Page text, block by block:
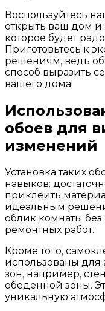
Воспользуйтесь
открыть ваш дом и
которое будет
Приготовьтесь к
решениям, ведь
способ выразить
вашего дома!
обоев для
изменений
Установка таких
навыков:
приклеить
идеальным
облик комнаты
ремонтных работ.
Кроме того,
использованы для
зон, например,
обеденной зоны.
уникальную